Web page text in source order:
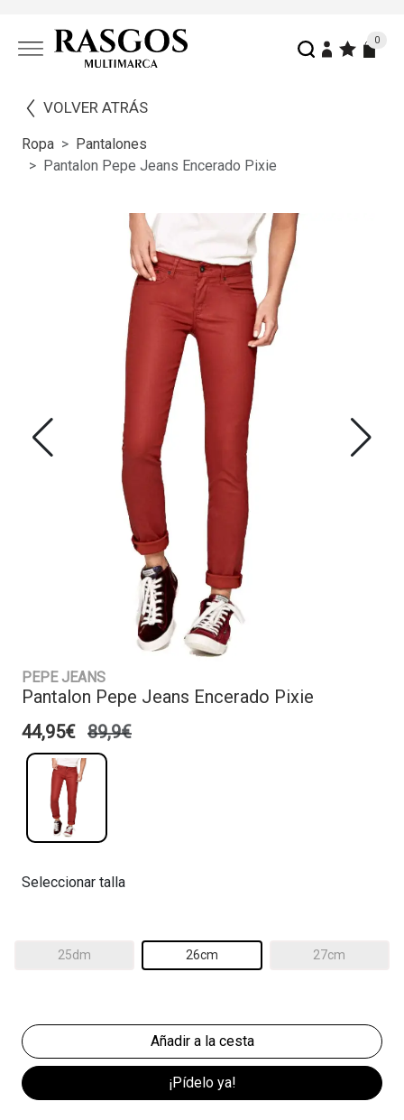
0
VOLVER ATRÁS
Ropa
Pantalones
Pantalon Pepe Jeans Encerado Pixie
PEPE JEANS
Pantalon Pepe Jeans Encerado Pixie
44,95€ 89,9€
Seleccionar talla
25dm 26cm 27cm
¡Pídelo ya!